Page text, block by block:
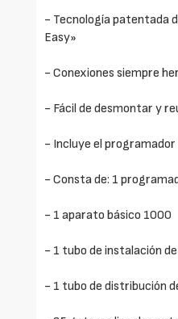
- Tecnología patentada
Easy»
- Conexiones siempre
- Fácil de desmontar y
- Incluye el programador
- Consta de: 1
- 1 aparato básico 1000
- 1 tubo de instalación
- 1 tubo de distribución